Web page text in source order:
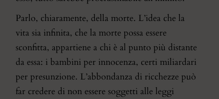
Parlo, chiaramente, della morte. L’idea che la
vita sia infinita, che la morte possa essere
sconfitta, appartiene a chi è al punto più distante
da essa: i bambini per innocenza, certi miliardari
per presunzione. L’abbondanza di ricchezze può
far credere di non essere soggetti alle leggi